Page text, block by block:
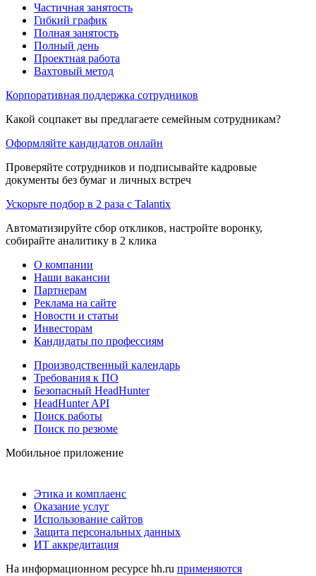
Частичная занятость
Гибкий график
Полная занятость
Полный день
Проектная работа
Вахтовый метод
Корпоративная поддержка сотрудников
Какой соцпакет вы предлагаете семейным сотрудникам?
Оформляйте кандидатов онлайн
Проверяйте сотрудников и подписывайте кадровые
документы без бумаг и личных встреч
Ускорьте подбор в 2 раза с Talantix
Автоматизируйте сбор откликов, настройте воронку,
собирайте аналитику в 2 клика
О компании
Наши вакансии
Партнерам
Реклама на сайте
Новости и статьи
Инвесторам
Кандидаты по профессиям
Производственный календарь
Требования к ПО
Безопасный HeadHunter
HeadHunter API
Поиск работы
Поиск по резюме
Мобильное приложение
Этика и комплаенс
Оказание услуг
Использование сайтов
Защита персональных данных
ИТ аккредитация
На информационном ресурсе hh.ru применяются